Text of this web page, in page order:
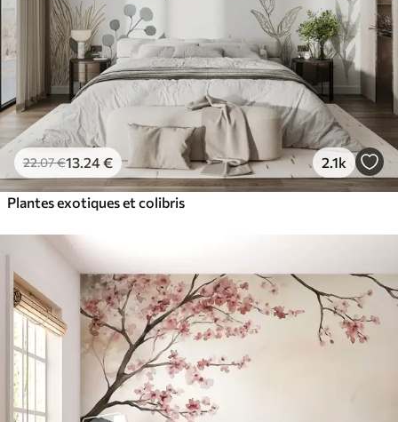
22.07€13 .24€ 2.1k
Plantes exotiques et colibris